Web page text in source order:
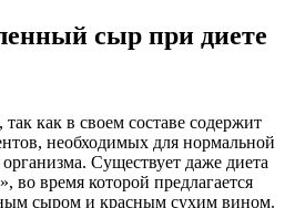
сыр при диете
как в своем составе содержит
необходимых для нормальной
Существует даже диета
во время которой предлагается
сыром и красным сухим вином.